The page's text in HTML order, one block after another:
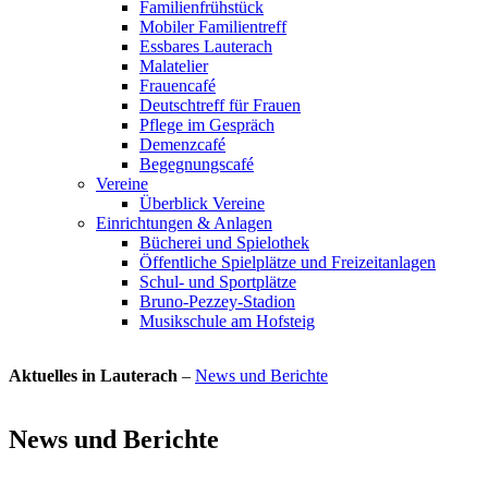
Familienfrühstück
Mobiler Familientreff
Essbares Lauterach
Malatelier
Frauencafé
Deutschtreff für Frauen
Pflege im Gespräch
Demenzcafé
Begegnungscafé
Vereine
Überblick Vereine
Einrichtungen & Anlagen
Bücherei und Spielothek
Öffentliche Spielplätze und Freizeitanlagen
Schul- und Sportplätze
Bruno-Pezzey-Stadion
Musikschule am Hofsteig
Aktuelles in Lauterach – News und Berichte
News und Berichte